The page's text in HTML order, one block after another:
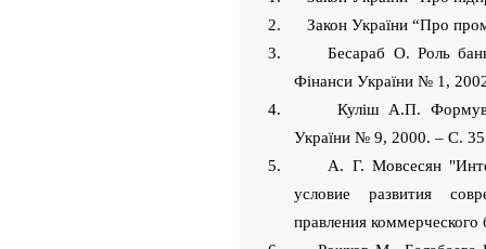
2. Закон України “Про
3. Бесараб О. Роль банку
Фінанси України № 1,
4. Куліш А.П. Формування
України № 9, 2000. – С.
5. А. Г. Мовсесян
условие развития
правления